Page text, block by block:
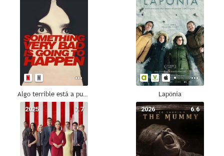
Algo terrible está a punto de suceder Lapönia
7.7
2025 6.6
2026